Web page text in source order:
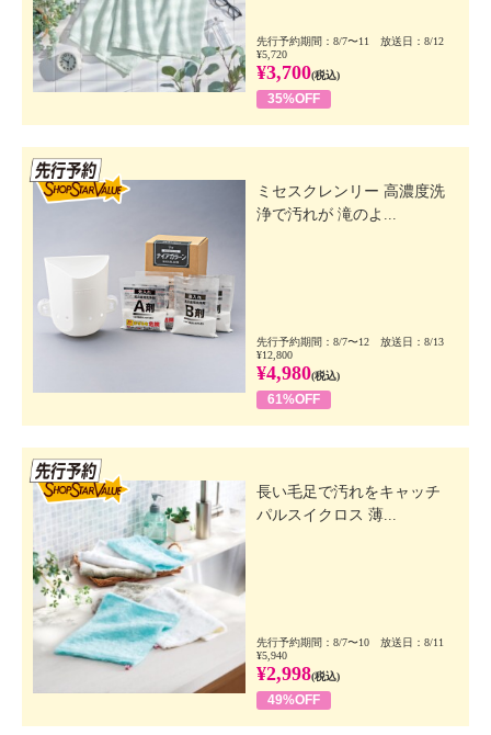
先行予約期間：8/7〜11 放送日：8/12
¥5,720
¥3,700(税込)
35%OFF
ミセスクレンリー 高濃度洗
浄で汚れが 滝のよ...
先行予約期間：8/7〜12 放送日：8/13
¥12,800
¥4,980(税込)
61%OFF
長い毛足で汚れをキャッチ
パルスイクロス 薄...
先行予約期間：8/7〜10 放送日：8/11
¥5,940
¥2,998(税込)
49%OFF